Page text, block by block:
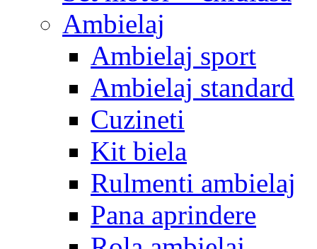
Ambielaj
Ambielaj sport
Ambielaj standard
Cuzineti
Kit biela
Rulmenti ambielaj
Pana aprindere